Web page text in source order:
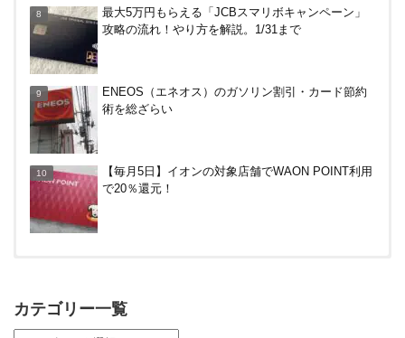
たる抽選キャンペーン！8/31まで
最大5万円もらえる「JCBスマリボキャンペーン」
攻略の流れ！やり方を解説。1/31まで
ENEOS（エネオス）のガソリン割引・カード節約
術を総ざらい
【毎月5日】イオンの対象店舗でWAON POINT利用
で20％還元！
カテゴリー一覧